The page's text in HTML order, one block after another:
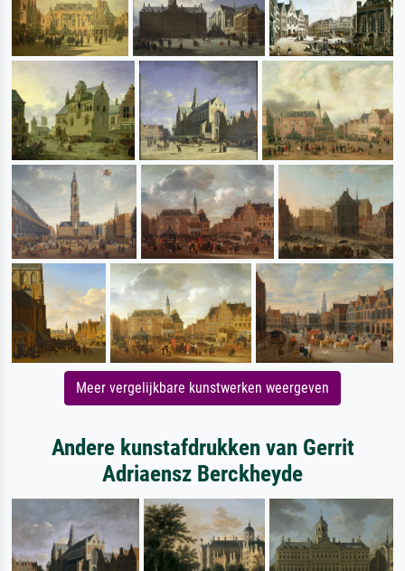
Meer vergelijkbare kunstwerken weergeven
Andere kunstafdrukken van Gerrit
Adriaensz Berckheyde